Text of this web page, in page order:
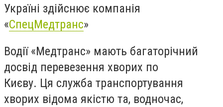
Україні здійснює компанія
«СпецМедтранс»
Водії «Медтранс» мають багаторічний
досвід перевезення хворих по
Києву. Ця служба транспортування
хворих відома якістю та, водночас,